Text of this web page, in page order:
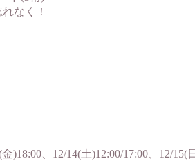
なく！
、12/14(土)12:00/17:00、12/